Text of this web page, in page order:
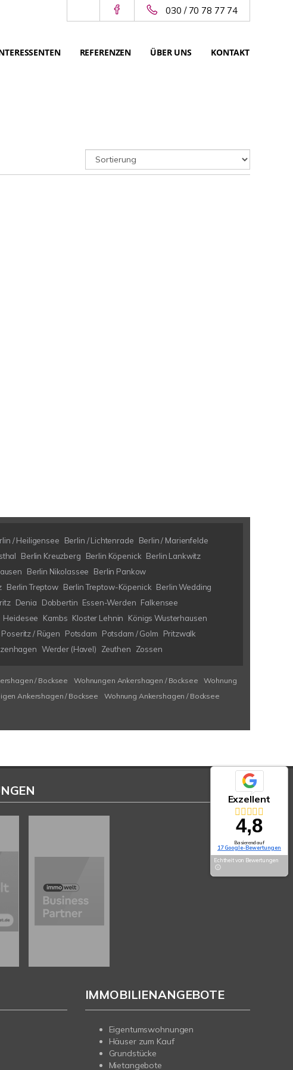
030 / 70 78 77 74
REFERENZEN ÜBER UNS KONTAKT
/ Heiligensee Berlin / Lichtenrade
Berlin / Marienfelde
Berlin Kreuzberg Berlin Köpenick Berlin Lankwitz
Berlin Nikolassee
Berlin Pankow
Berlin Treptow Berlin Treptow-Köpenick Berlin Wedding
Denia Dobbertin Essen-Werden Falkensee
Heidesee Kambs Kloster Lehnin
Königs Wusterhausen
Poseritz / Rügen Potsdam Potsdam / Golm
Pritzwalk
Werder (Havel) Zeuthen Zossen
/ Bocksee Wohnungen Ankershagen / Bocksee
Wohnung
Ankershagen / Bocksee
Wohnung Ankershagen / Bocksee
Exzellent
4,8
Basierend auf
17 Google-Bewertungen
Echtheit von Bewertungen
IMMOBILIENANGEBOTE
Eigentumswohnungen
Häuser zum Kauf
Grundstücke
Mietangebote